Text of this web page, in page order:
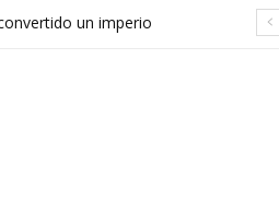
un imperio